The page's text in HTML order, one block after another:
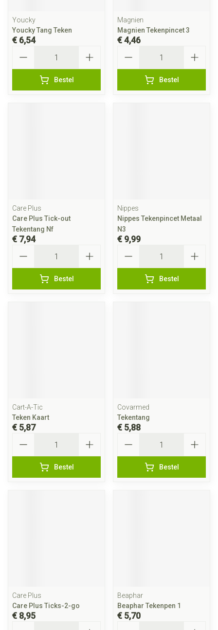
Youcky
Youcky Tang Teken
€ 6,54
Bestel
Magnien
Magnien Tekenpincet 3
€ 4,46
Bestel
Care Plus
Care Plus Tick-out
Tekentang Nf
€ 7,94
Bestel
Nippes
Nippes Tekenpincet Metaal
N3
€ 9,99
Bestel
Cart-A-Tic
Teken Kaart
€ 5,87
Bestel
Covarmed
Tekentang
€ 5,88
Bestel
Care Plus
Care Plus Ticks-2-go
€ 8,95
Beaphar
Beaphar Tekenpen 1
€ 5,70